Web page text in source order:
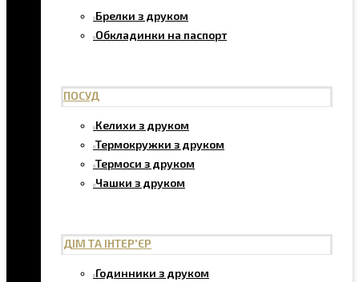
Брелки з друком
Обкладинки на паспорт
ПОСУД
Келихи з друком
Термокружки з друком
Термоси з друком
Чашки з друком
ДІМ ТА ІНТЕР'ЄР
Годинники з друком